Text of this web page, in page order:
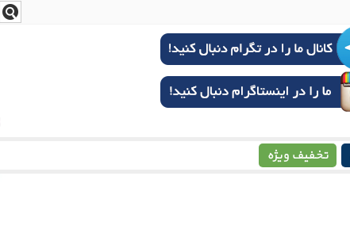
تخفیف ویژه